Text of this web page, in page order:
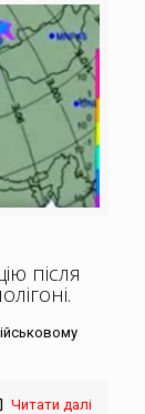
після
.
Читати далі